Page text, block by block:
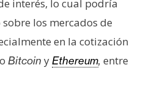
interés, lo cual podría
los mercados de
en la cotización
Bitcoin yEthereum, entre